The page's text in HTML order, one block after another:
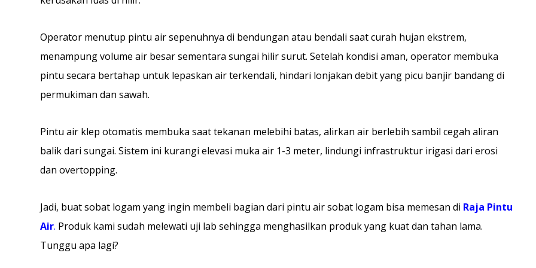
Operator menutup pintu air sepenuhnya di bendungan atau bendali saat curah hujan ekstrem,
menampung volume air besar sementara sungai hilir surut. Setelah kondisi aman, operator membuka
pintu secara bertahap untuk lepaskan air terkendali, hindari lonjakan debit yang picu banjir bandang di
permukiman dan sawah.
Pintu air klep otomatis membuka saat tekanan melebihi batas, alirkan air berlebih sambil cegah aliran
balik dari sungai. Sistem ini kurangi elevasi muka air 1-3 meter, lindungi infrastruktur irigasi dari erosi
dan overtopping.
Jadi, buat sobat logam yang ingin membeli bagian dari pintu air sobat logam bisa memesan di Raja Pintu
Air. Produk kami sudah melewati uji lab sehingga menghasilkan produk yang kuat dan tahan lama.
Tunggu apa lagi?